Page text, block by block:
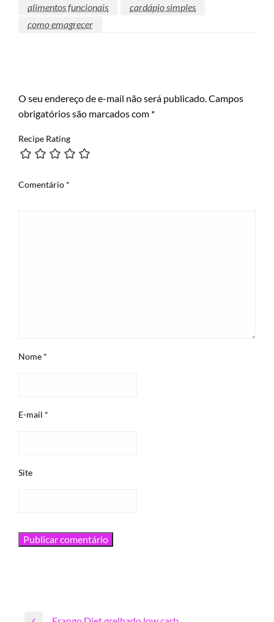
alimentos funcionais
cardápio simples
como emagrecer
O seu endereço de e-mail não será publicado.Campos
obrigatórios são marcados com *
Recipe Rating
Comentário *
Nome *
E-mail *
Site